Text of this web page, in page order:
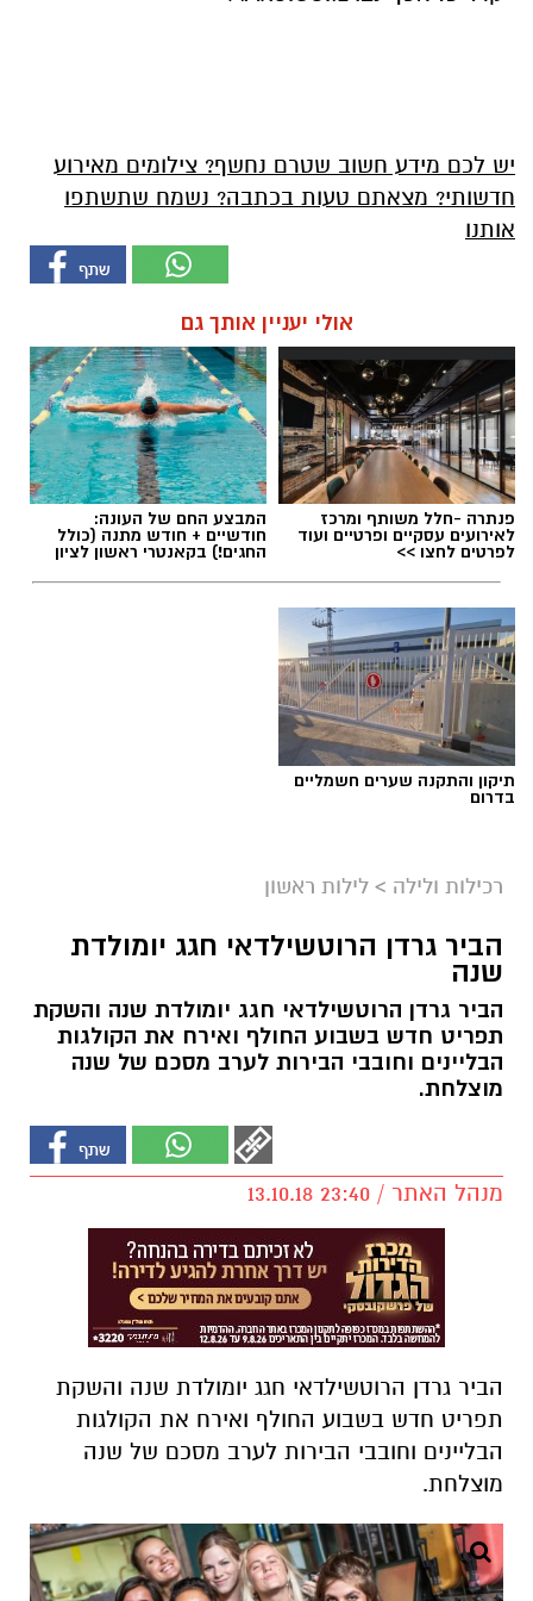
יש לכם מידע חשוב שטרם נחשף? צילומים מאירוע
חדשותי? מצאתם טעות בכתבה? נשמח שתשתפו
אותנו
אולי יעניין אותך גם
פנתרה -חלל משותף ומרכז
לאירועים עסקיים ופרטיים ועוד
לפרטים לחצו >>
המבצע החם של העונה:
חודשיים + חודש מתנה (כולל
החגים!) בקאנטרי ראשון לציון
תיקון והתקנה שערים חשמליים
בדרום
רכילות ולילה > לילות ראשון
הביר גרדן הרוטשילדאי חגג יומולדת
שנה
הביר גרדן הרוטשילדאי חגג יומולדת שנה והשקת
תפריט חדש בשבוע החולף ואירח את הקולגות
הבליינים וחובבי הבירות לערב מסכם של שנה
מוצלחת.
מנהל האתר / 23:40 13.10.18
הביר גרדן הרוטשילדאי חגג יומולדת שנה והשקת
תפריט חדש בשבוע החולף ואירח את הקולגות
הבליינים וחובבי הבירות לערב מסכם של שנה
מוצלחת.